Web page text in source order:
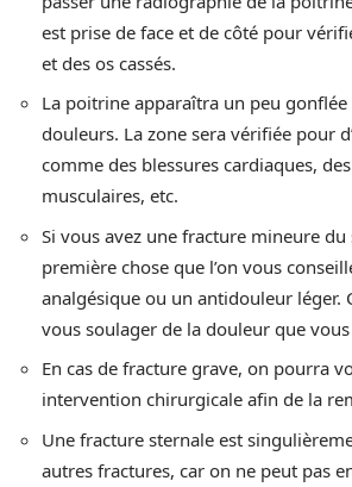
est prise de face et de côté pour
et des os cassés.
La poitrine apparaîtra un peu
douleurs. La zone sera vérifiée pour
comme des blessures cardiaques,
musculaires, etc.
Si vous avez une fracture mineure
première chose que l’on vous
analgésique ou un antidouleur léger.
vous soulager de la douleur que
En cas de fracture grave, on pourra
intervention chirurgicale afin de la
Une fracture sternale est
autres fractures, car on ne peut pas